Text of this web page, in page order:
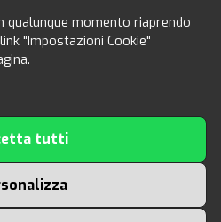
generiche:
per Aziende:
QUI
di una nuova convenzione
qualunque momento riaprendo
"Impostazioni Cookie"
tutti